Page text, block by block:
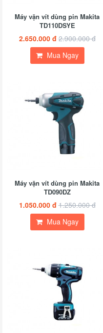
Máy vặn vít dùng pin Makita
TD110DSYE
2.650.000 đ 2.900.000 đ
Mua Ngay
Máy vặn vít dùng pin Makita
TD090DZ
1.050.000 đ 1.250.000 đ
Mua Ngay